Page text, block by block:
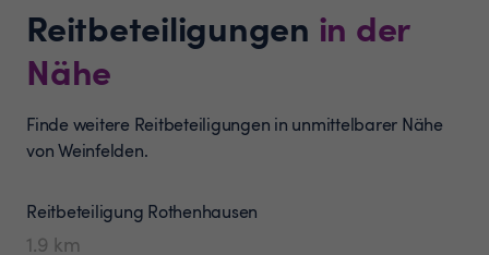
Reitbeteiligungen in der
Nähe
Finde weitere Reitbeteiligungen in unmittelbarer Nähe
von Weinfelden.
Reitbeteiligung Rothenhausen
1.9 km